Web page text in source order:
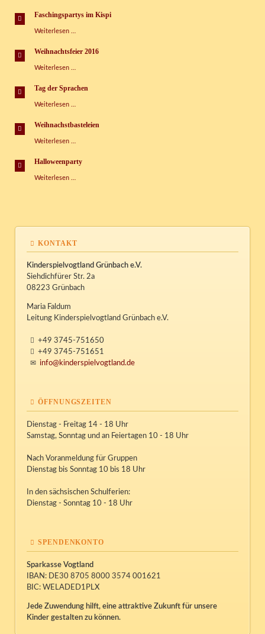
im
Faschingspartys im Kispi
Weiterlesen …
Kispi
Weihnachtsfeier 2016
Weiterlesen …
Tag der Sprachen
Weiterlesen …
Sprachen
Weihnachstbasteleien
Weiterlesen …
Halloweenparty
Weiterlesen …
KONTAKT
Kinderspielvogtland Grünbach e.V.
Siehdichfürer Str. 2a
08223 Grünbach
Maria Faldum
Leitung Kinderspielvogtland Grünbach e.V.
+49 3745-751650
+49 3745-751651
info@kinderspielvogtland.de
ÖFFNUNGSZEITEN
Dienstag - Freitag 14 - 18 Uhr
Samstag, Sonntag und an Feiertagen 10 - 18 Uhr
Nach Voranmeldung für Gruppen
Dienstag bis Sonntag 10 bis 18 Uhr
In den sächsischen Schulferien:
Dienstag - Sonntag 10 - 18 Uhr
SPENDENKONTO
Sparkasse Vogtland
IBAN: DE30 8705 8000 3574 001621
BIC: WELADED1PLX
Jede Zuwendung hilft, eine attraktive Zukunft für unsere
Kinder gestalten zu können.